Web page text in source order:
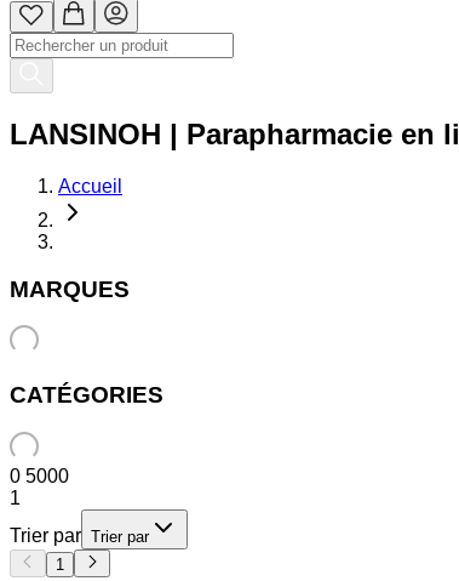
LANSINOH | Parapharmacie
Accueil
MARQUES
CATÉGORIES
0 5000
1
Trier par Trier par
1